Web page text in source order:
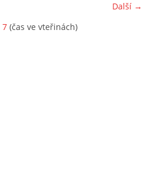
Další →
7 (čas ve vteřinách)